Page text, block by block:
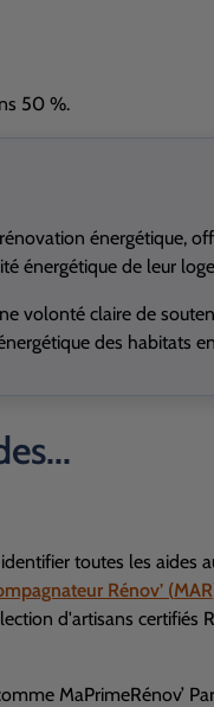
50 %.
énergétique,
énergétique de leur
volonté claire de
des habitats
toutes les aides
Rénov’ (MAR
d'artisans certifiés
MaPrimeRénov’